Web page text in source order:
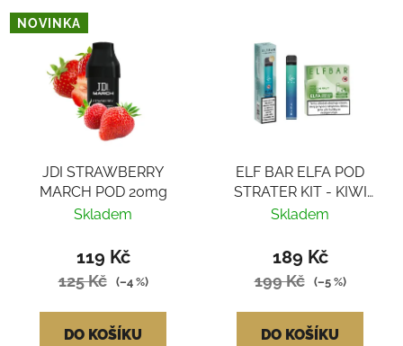
NOVINKA
JDI STRAWBERRY
MARCH POD 20mg
Skladem
119 Kč
125 Kč (–4 %)
DO KOŠÍKU
ELF BAR ELFA POD
STRATER KIT - KIWI
PASSION FRUIT GUAVA
Skladem
189 Kč
199 Kč (–5 %)
DO KOŠÍKU